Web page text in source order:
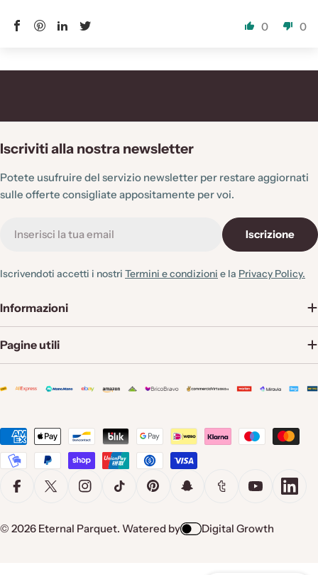
0 0
Iscriviti alla nostra newsletter
Potete usufruire del servizio newsletter per restare aggiornati
sulle offerte consigliate appositamente per voi.
mail
Iscrizione
Iscrivendoti accetti i nostri Termini e condizioni e la Privacy Policy.
Informazioni
Pagine utili
Metodi
di
pagamento
FacebookX (Twitter)InstagramTikTokPinterestSnapchatTumblrYouTube
© 2026 Eternal Parquet. Watered by Digital Growth